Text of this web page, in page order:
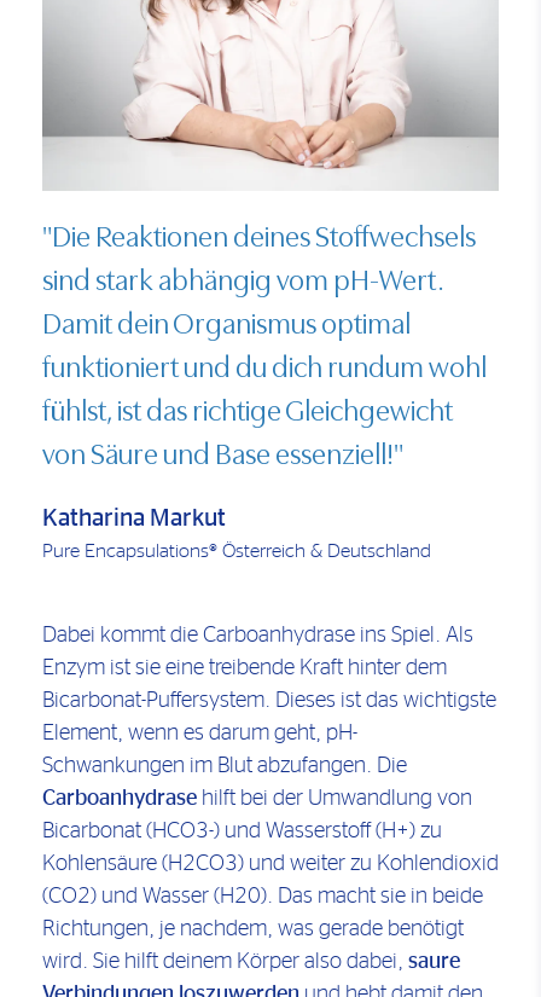
"Die Reaktionen deines Stoffwechsels
sind stark abhängig vom pH-Wert.
Damit dein Organismus optimal
funktioniert und du dich rundum wohl
fühlst, ist das richtige Gleichgewicht
von Säure und Base essenziell!"
Katharina Markut
Pure Encapsulations® Österreich & Deutschland
Dabei kommt die Carboanhydrase ins Spiel. Als
Enzym ist sie eine treibende Kraft hinter dem
Bicarbonat-Puffersystem. Dieses ist das wichtigste
Element, wenn es darum geht, pH-
Schwankungen im Blut abzufangen. Die
Carboanhydrase hilft bei der Umwandlung von
Bicarbonat (HCO3-) und Wasserstoff (H+) zu
Kohlensäure (H2CO3) und weiter zu Kohlendioxid
(CO2) und Wasser (H20). Das macht sie in beide
Richtungen, je nachdem, was gerade benötigt
wird. Sie hilft deinem Körper also dabei, saure